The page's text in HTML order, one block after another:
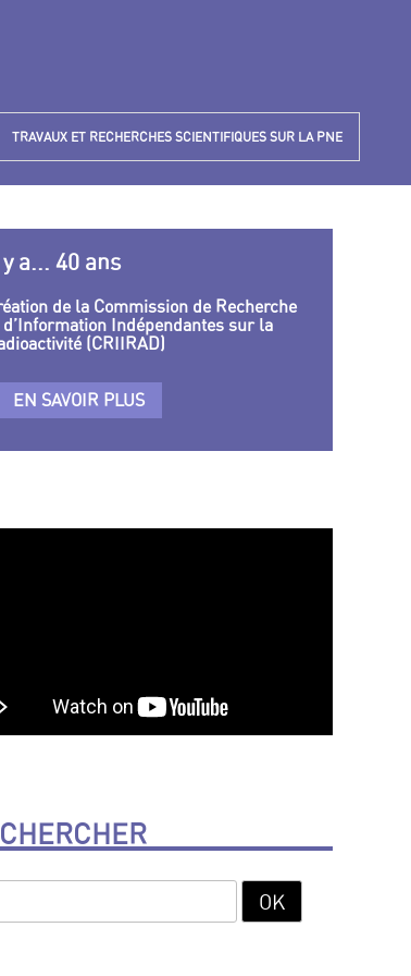
TRAVAUX ET RECHERCHES SCIENTIFIQUES SUR LA PNE
a... 40 ans
de la Commission de Recherche
d’Information Indépendantes sur la
(CRIIRAD)
EN SAVOIR PLUS